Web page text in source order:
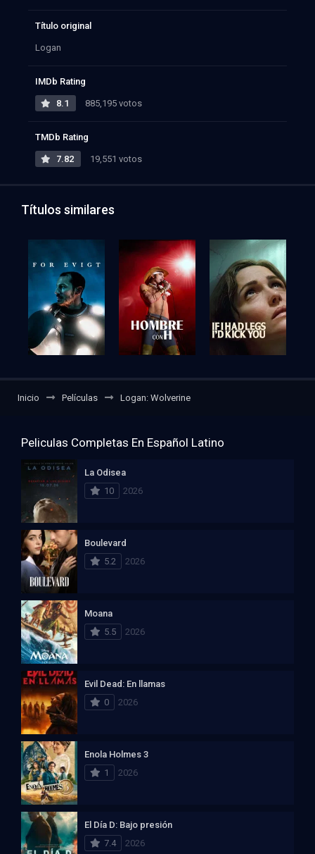
Título original
Logan
IMDb Rating
8.1 885,195 votos
TMDb Rating
7.82 19,551 votos
Títulos similares
Inicio Películas Logan: Wolverine
Peliculas Completas En Español Latino
La Odisea
10
2026
Boulevard
5.2
2026
Moana
5.5
2026
Evil Dead: En llamas
0
2026
Enola Holmes 3
1
2026
El Día D: Bajo presión
7.4
2026